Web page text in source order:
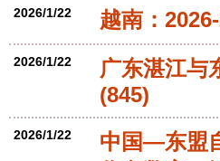
2026/1/22 越南：
2026/1/22
广东湛江与
(845)
2026/1/22
中国—东盟